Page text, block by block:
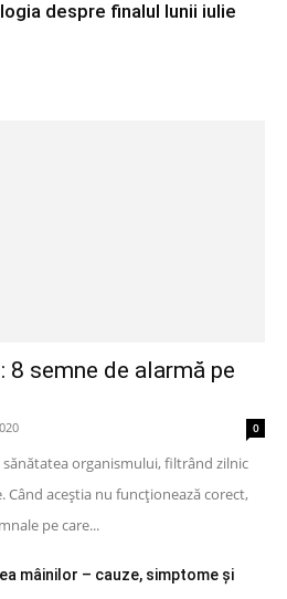
despre finalul lunii iulie
8 semne de alarmă pe
0
organismului, filtrând zilnic
Când aceștia nu funcționează corect,
pe care...
mâinilor – cauze, simptome și